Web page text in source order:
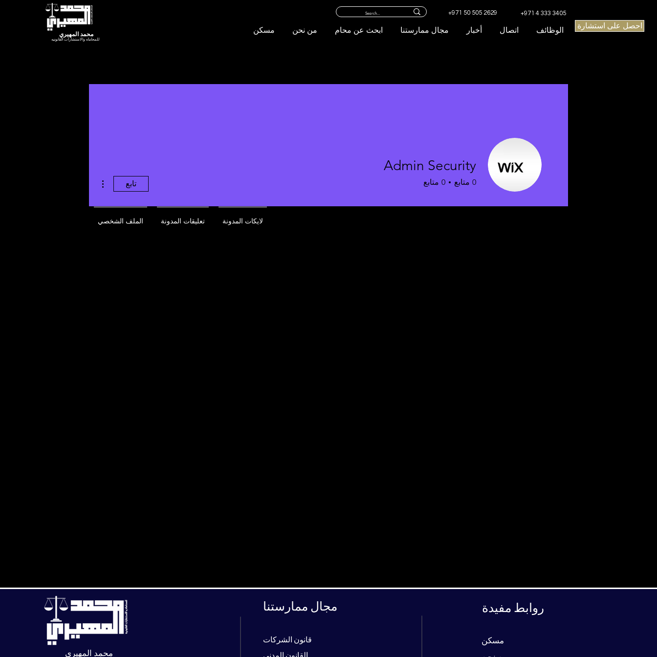
محمد المهيري
للمحاماه والاستشارات القانونيه
+971 50 505 2629 +971 4 333 3405
مسكن من نحن ابحث عن محام مجال ممارستنا أخبار اتصال الوظائف احصل على استشارة
Admin Security
0 متابع 0 متابع تابع
الملف الشخصي تعليقات المدونة لايكات المدونة
محمد المهيري
مجال ممارستنا
قانون الشركات
روابط مفيدة
مسكن